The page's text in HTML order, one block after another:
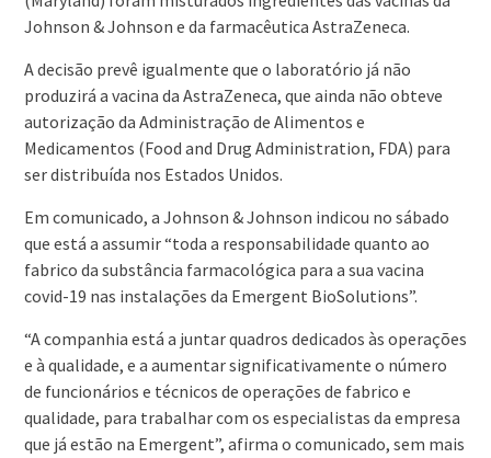
Johnson & Johnson e da farmacêutica AstraZeneca.
A decisão prevê igualmente que o laboratório já não
produzirá a vacina da AstraZeneca, que ainda não obteve
autorização da Administração de Alimentos e
Medicamentos (Food and Drug Administration, FDA) para
ser distribuída nos Estados Unidos.
Em comunicado, a Johnson & Johnson indicou no sábado
que está a assumir “toda a responsabilidade quanto ao
fabrico da substância farmacológica para a sua vacina
covid-19 nas instalações da Emergent BioSolutions”.
“A companhia está a juntar quadros dedicados às operações
e à qualidade, e a aumentar significativamente o número
de funcionários e técnicos de operações de fabrico e
qualidade, para trabalhar com os especialistas da empresa
que já estão na Emergent”, afirma o comunicado, sem mais